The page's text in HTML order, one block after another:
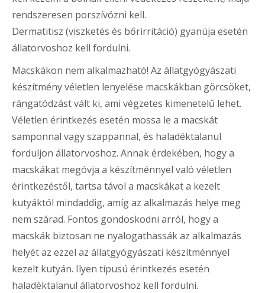
rendszeresen porszívózni kell.
Dermatitisz (viszketés és bőrirritáció) gyanúja esetén
állatorvoshoz kell fordulni.
Macskákon nem alkalmazható! Az állatgyógyászati
készítmény véletlen lenyelése macskákban görcsöket,
rángatódzást vált ki, ami végzetes kimenetelű lehet.
Véletlen érintkezés esetén mossa le a macskát
samponnal vagy szappannal, és haladéktalanul
forduljon állatorvoshoz. Annak érdekében, hogy a
macskákat megóvja a készítménnyel való véletlen
érintkezéstől, tartsa távol a macskákat a kezelt
kutyáktól mindaddig, amíg az alkalmazás helye meg
nem szárad. Fontos gondoskodni arról, hogy a
macskák biztosan ne nyalogathassák az alkalmazás
helyét az ezzel az állatgyógyászati készítménnyel
kezelt kutyán. Ilyen típusú érintkezés esetén
haladéktalanul állatorvoshoz kell fordulni.